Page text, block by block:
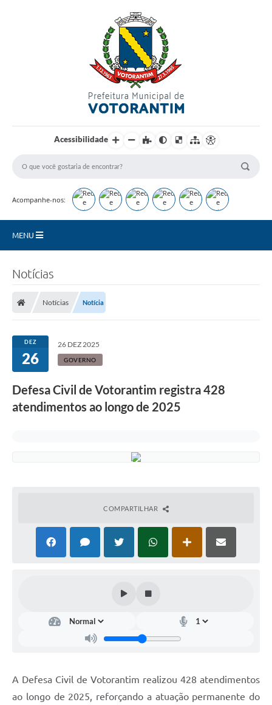
Acessibilidade
Acompanhe-nos:
MENU
Carta de Serviços
Vagas PAT
Transparência
Selo Verde
COVID - 19
Jornal (Edições anteriores)
Uso de Internet e Recursos de Informática
Notícias
Notícias Notícia
DEZ
26
26 DEZ 2025
GOVERNO
Defesa Civil de Votorantim registra 428
atendimentos ao longo de 2025
COMPARTILHAR
A Defesa Civil de Votorantim realizou 428 atendimentos
ao longo de 2025, reforçando a atuação permanente do